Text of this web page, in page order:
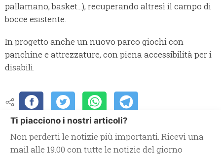
pallamano, basket...), recuperando altresì il campo di
bocce esistente.
In progetto anche un nuovo parco giochi con
panchine e attrezzature, con piena accessibilità per i
disabili.
Ti piacciono i nostri articoli?
Non perderti le notizie più importanti. Ricevi una
mail alle 19.00 con tutte le notizie del giorno